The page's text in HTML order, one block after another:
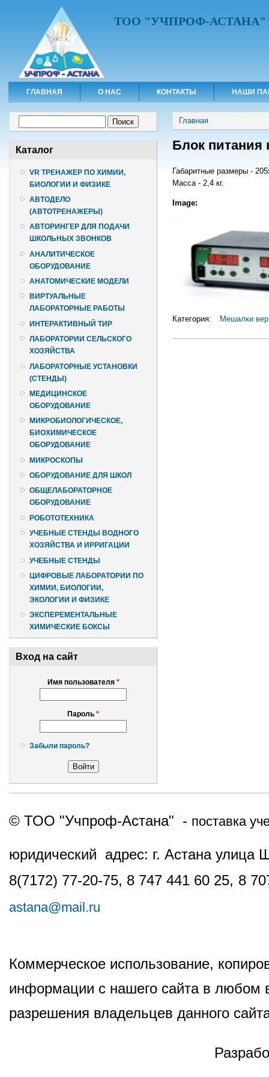
ТОО "УЧПРОФ-АСТАНА"
ГЛАВНАЯ О НАС КОНТАКТЫ НАШИ
Каталог
VR ТРЕНАЖЕР ПО ХИМИИ,
БИОЛОГИИ И ФИЗИКЕ
АВТОДЕЛО
(АВТОТРЕНАЖЕРЫ)
АВТОРИНГЕР ДЛЯ ПОДАЧИ
ШКОЛЬНЫХ ЗВОНКОВ
АНАЛИТИЧЕСКОЕ
ОБОРУДОВАНИЕ
АНАТОМИЧЕСКИЕ МОДЕЛИ
ВИРТУАЛЬНЫЕ
ЛАБОРАТОРНЫЕ РАБОТЫ
ИНТЕРАКТИВНЫЙ ТИР
ЛАБОРАТОРИИ СЕЛЬСКОГО
ХОЗЯЙСТВА
ЛАБОРАТОРНЫЕ УСТАНОВКИ
(СТЕНДЫ)
МЕДИЦИНСКОЕ
ОБОРУДОВАНИЕ
МИКРОБИОЛОГИЧЕСКОЕ,
БИОХИМИЧЕСКОЕ
ОБОРУДОВАНИЕ
МИКРОСКОПЫ
ОБОРУДОВАНИЕ ДЛЯ ШКОЛ
ОБЩЕЛАБОРАТОРНОЕ
ОБОРУДОВАНИЕ
РОБОТОТЕХНИКА
УЧЕБНЫЕ СТЕНДЫ ВОДНОГО
ХОЗЯЙСТВА И ИРРИГАЦИИ
УЧЕБНЫЕ СТЕНДЫ
ЦИФРОВЫЕ ЛАБОРАТОРИИ ПО
ХИМИИ, БИОЛОГИИ,
ЭКОЛОГИИ И ФИЗИКЕ
ЭКСПЕРЕМЕНТАЛЬНЫЕ
ХИМИЧЕСКИЕ БОКСЫ
Вход на сайт
Имя пользователя *
Пароль *
Забыли пароль?
Вы здесь
Главная
Блок питания
Габаритные размеры -
Масса - 2,4 кг.
Image:
Категория: Мешалки
© ТОО "Учпроф-Астана" - поставка
юридический адрес: г. Астана
8(7172) 77-20-75, 8 747 441 60 25, 8
astana@mail.ru
Коммерческое использование,
информации с нашего сайта в любом
разрешения владельцев данного